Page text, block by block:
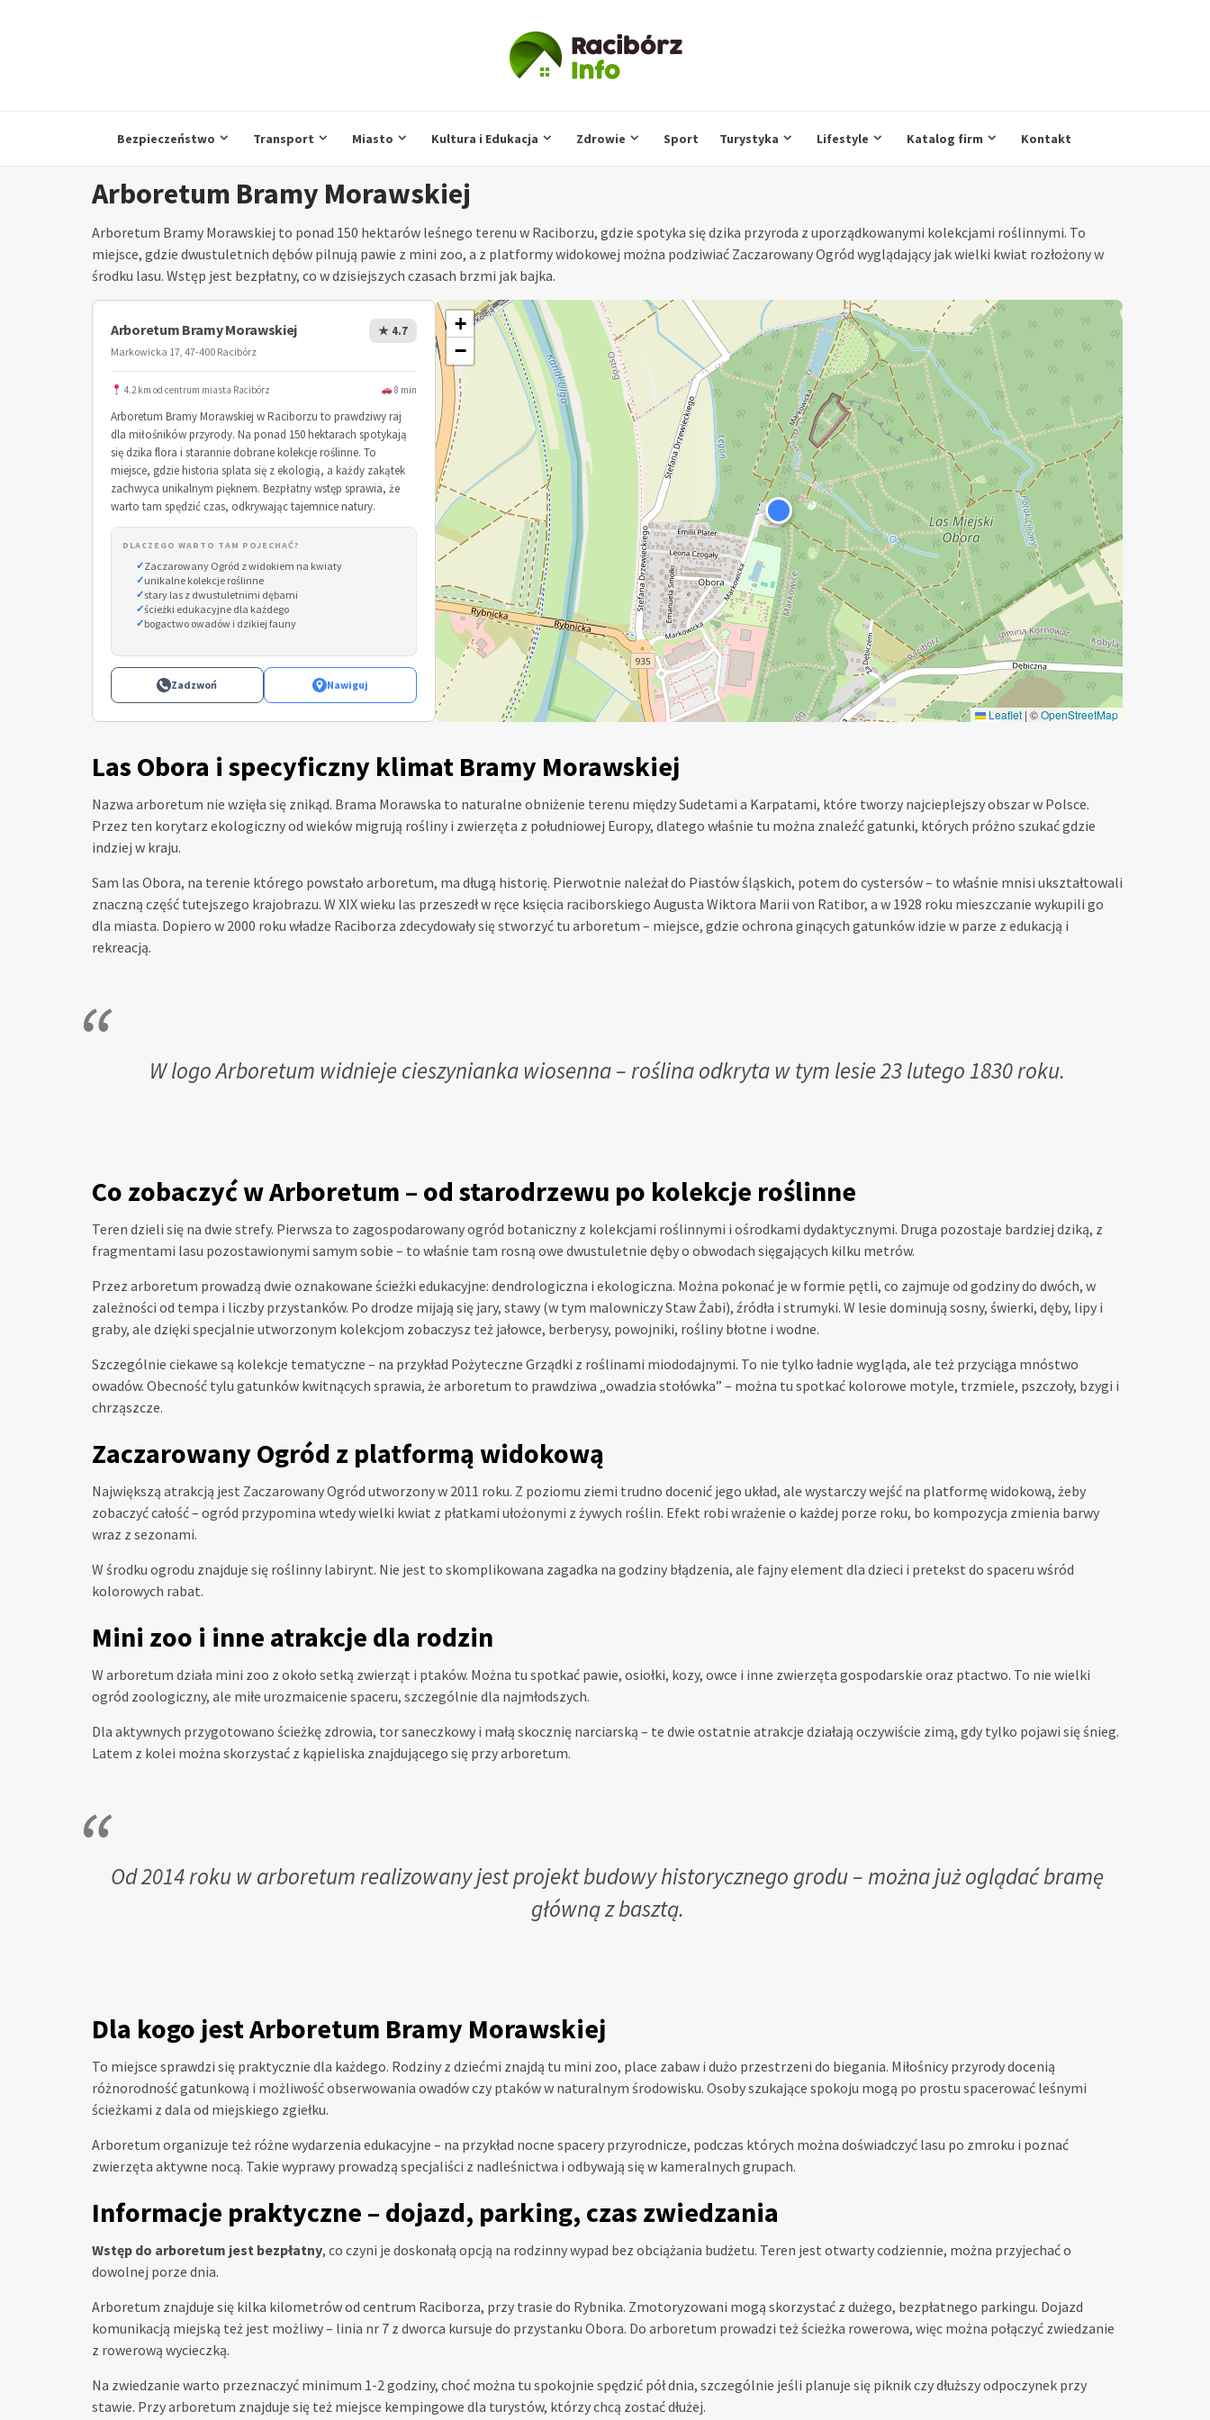
Bezpieczeństwo Transport Miasto Kultura i Edukacja Zdrowie Sport Turystyka Lifestyle Katalog firm Kontakt
Arboretum Bramy Morawskiej
Arboretum Bramy Morawskiej to ponad 150 hektarów leśnego terenu w Raciborzu, gdzie spotyka się dzika przyroda z uporządkowanymi kolekcjami roślinnymi. To
miejsce, gdzie dwustuletnich dębów pilnują pawie z mini zoo, a z platformy widokowej można podziwiać Zaczarowany Ogród wyglądający jak wielki kwiat rozłożony w
środku lasu. Wstęp jest bezpłatny, co w dzisiejszych czasach brzmi jak bajka.
Arboretum Bramy Morawskiej
Markowicka 17, 47-400 Racibórz
★ 4.7
4.2 km od centrum miasta Racibórz 8 min
Arboretum Bramy Morawskiej w Raciborzu to prawdziwy raj
dla miłośników przyrody. Na ponad 150 hektarach spotykają
się dzika flora i starannie dobrane kolekcje roślinne. To
miejsce, gdzie historia splata się z ekologią, a każdy zakątek
zachwyca unikalnym pięknem. Bezpłatny wstęp sprawia, że
warto tam spędzić czas, odkrywając tajemnice natury.
DLACZEGO WARTO TAM POJECHAĆ?
Zaczarowany Ogród z widokiem na kwiaty
unikalne kolekcje roślinne
stary las z dwustuletnimi dębami
ścieżki edukacyjne dla każdego
bogactwo owadów i dzikiej fauny
Zadzwoń Nawiguj
+
−
Leaflet | ©OpenStreetMap
Las Obora i specyficzny klimat Bramy Morawskiej
Nazwa arboretum nie wzięła się znikąd. Brama Morawska to naturalne obniżenie terenu między Sudetami a Karpatami, które tworzy najcieplejszy obszar w Polsce.
Przez ten korytarz ekologiczny od wieków migrują rośliny i zwierzęta z południowej Europy, dlatego właśnie tu można znaleźć gatunki, których próżno szukać gdzie
indziej w kraju.
Sam las Obora, na terenie którego powstało arboretum, ma długą historię. Pierwotnie należał do Piastów śląskich, potem do cystersów – to właśnie mnisi ukształtowali
znaczną część tutejszego krajobrazu. W XIX wieku las przeszedł w ręce księcia raciborskiego Augusta Wiktora Marii von Ratibor, a w 1928 roku mieszczanie wykupili go
dla miasta. Dopiero w 2000 roku władze Raciborza zdecydowały się stworzyć tu arboretum – miejsce, gdzie ochrona ginących gatunków idzie w parze z edukacją i
rekreacją.
W logo Arboretum widnieje cieszynianka wiosenna – roślina odkryta w tym lesie 23 lutego 1830 roku.
Co zobaczyć w Arboretum – od starodrzewu po kolekcje roślinne
Teren dzieli się na dwie strefy. Pierwsza to zagospodarowany ogród botaniczny z kolekcjami roślinnymi i ośrodkami dydaktycznymi. Druga pozostaje bardziej dziką, z
fragmentami lasu pozostawionymi samym sobie – to właśnie tam rosną owe dwustuletnie dęby o obwodach sięgających kilku metrów.
Przez arboretum prowadzą dwie oznakowane ścieżki edukacyjne: dendrologiczna i ekologiczna. Można pokonać je w formie pętli, co zajmuje od godziny do dwóch, w
zależności od tempa i liczby przystanków. Po drodze mijają się jary, stawy (w tym malowniczy Staw Żabi), źródła i strumyki. W lesie dominują sosny, świerki, dęby, lipy i
graby, ale dzięki specjalnie utworzonym kolekcjom zobaczysz też jałowce, berberysy, powojniki, rośliny błotne i wodne.
Szczególnie ciekawe są kolekcje tematyczne – na przykład Pożyteczne Grządki z roślinami miododajnymi. To nie tylko ładnie wygląda, ale też przyciąga mnóstwo
owadów. Obecność tylu gatunków kwitnących sprawia, że arboretum to prawdziwa „owadzia stołówka” – można tu spotkać kolorowe motyle, trzmiele, pszczoły, bzygi i
chrząszcze.
Zaczarowany Ogród z platformą widokową
Największą atrakcją jest Zaczarowany Ogród utworzony w 2011 roku. Z poziomu ziemi trudno docenić jego układ, ale wystarczy wejść na platformę widokową, żeby
zobaczyć całość – ogród przypomina wtedy wielki kwiat z płatkami ułożonymi z żywych roślin. Efekt robi wrażenie o każdej porze roku, bo kompozycja zmienia barwy
wraz z sezonami.
W środku ogrodu znajduje się roślinny labirynt. Nie jest to skomplikowana zagadka na godziny błądzenia, ale fajny element dla dzieci i pretekst do spaceru wśród
kolorowych rabat.
Mini zoo i inne atrakcje dla rodzin
W arboretum działa mini zoo z około setką zwierząt i ptaków. Można tu spotkać pawie, osiołki, kozy, owce i inne zwierzęta gospodarskie oraz ptactwo. To nie wielki
ogród zoologiczny, ale miłe urozmaicenie spaceru, szczególnie dla najmłodszych.
Dla aktywnych przygotowano ścieżkę zdrowia, tor saneczkowy i małą skocznię narciarską – te dwie ostatnie atrakcje działają oczywiście zimą, gdy tylko pojawi się śnieg.
Latem z kolei można skorzystać z kąpieliska znajdującego się przy arboretum.
Od 2014 roku w arboretum realizowany jest projekt budowy historycznego grodu – można już oglądać bramę
główną z basztą.
Dla kogo jest Arboretum Bramy Morawskiej
To miejsce sprawdzi się praktycznie dla każdego. Rodziny z dziećmi znajdą tu mini zoo, place zabaw i dużo przestrzeni do biegania. Miłośnicy przyrody docenią
różnorodność gatunkową i możliwość obserwowania owadów czy ptaków w naturalnym środowisku. Osoby szukające spokoju mogą po prostu spacerować leśnymi
ścieżkami z dala od miejskiego zgiełku.
Arboretum organizuje też różne wydarzenia edukacyjne – na przykład nocne spacery przyrodnicze, podczas których można doświadczyć lasu po zmroku i poznać
zwierzęta aktywne nocą. Takie wyprawy prowadzą specjaliści z nadleśnictwa i odbywają się w kameralnych grupach.
Informacje praktyczne – dojazd, parking, czas zwiedzania
Wstęp do arboretum jest bezpłatny, co czyni je doskonałą opcją na rodzinny wypad bez obciążania budżetu. Teren jest otwarty codziennie, można przyjechać o
dowolnej porze dnia.
Arboretum znajduje się kilka kilometrów od centrum Raciborza, przy trasie do Rybnika. Zmotoryzowani mogą skorzystać z dużego, bezpłatnego parkingu. Dojazd
komunikacją miejską też jest możliwy – linia nr 7 z dworca kursuje do przystanku Obora. Do arboretum prowadzi też ścieżka rowerowa, więc można połączyć zwiedzanie
z rowerową wycieczką.
Na zwiedzanie warto przeznaczyć minimum 1-2 godziny, choć można tu spokojnie spędzić pół dnia, szczególnie jeśli planuje się piknik czy dłuższy odpoczynek przy
stawie. Przy arboretum znajduje się też miejsce kempingowe dla turystów, którzy chcą zostać dłużej.